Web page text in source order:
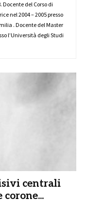
Docente del Corso di
nel 2004 – 2005 presso
. Docente del Master
l’Università degli Studi
centrali